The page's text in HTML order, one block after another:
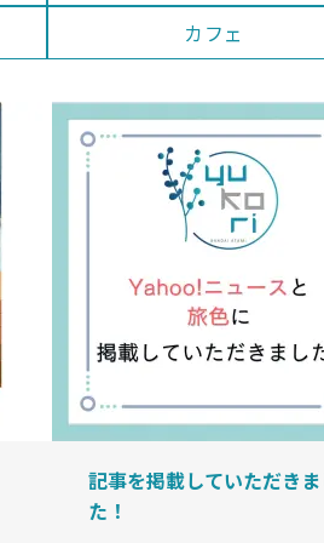
カフェ
記事を掲載していただき
た！